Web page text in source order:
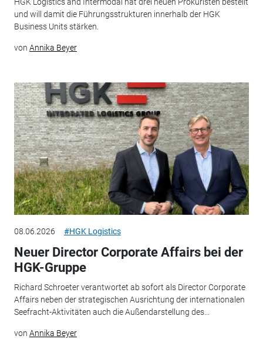
HGK Logistics and Intermodal hat drei neuen Prokuristen bestellt
und will damit die Führungsstrukturen innerhalb der HGK
Business Units stärken.
von Annika Beyer
08.06.2026 #HGK Logistics
Neuer Director Corporate Affairs bei der
HGK-Gruppe
Richard Schroeter verantwortet ab sofort als Director Corporate
Affairs neben der strategischen Ausrichtung der internationalen
Seefracht-Aktivitäten auch die Außendarstellung des...
von Annika Beyer